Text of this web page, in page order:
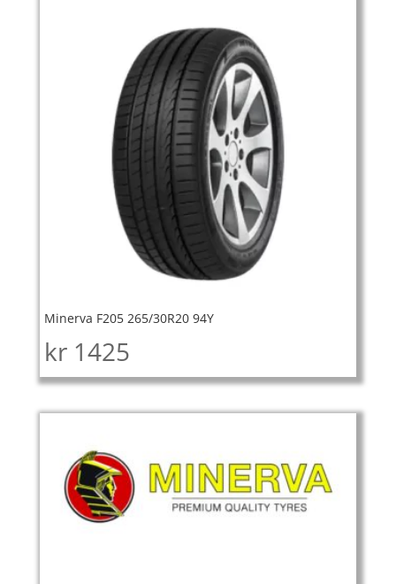
Minerva F205 265/30R20 94Y
kr 1425